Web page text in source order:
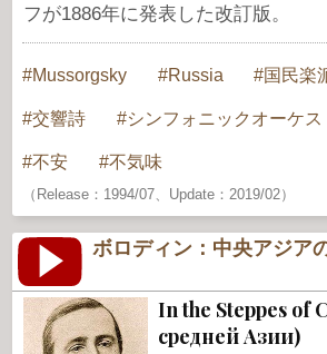
フが1886年に発表した改訂版。
Mussorgsky Russia 国民楽
交響詩 シンフォニックオーケス
不安 不気味
（Release：1994/07、Update：2019/02）
ボロディン：中央アジア
In the Steppes of
средней Азии)